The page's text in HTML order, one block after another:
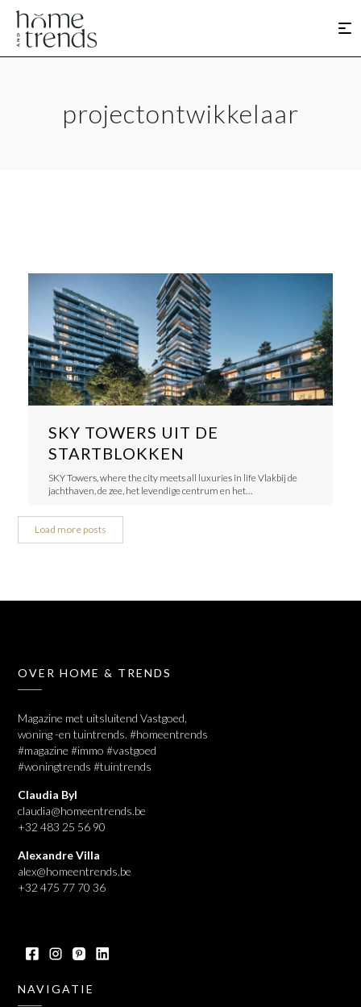
projectontwikkelaar
SKY TOWERS UIT DE
STARTBLOKKEN
SKY Towers, where the city meets all luxuries in life Vlakbij de
jachthaven, de zee, het levendige centrum en het…
Load more posts
OVER HOME & TRENDS
Magazine met uitsluitend Vastgoed,
woning -en tuintrends. #homeentrends
#magazine #immo #vastgoed
#woningtrends #tuintrends
Claudia Byl
claudia@homeentrends.be
+32 483 25 56 90
Alexandre Villa
alex@homeentrends.be
+32 475 77 70 36
NAVIGATIE